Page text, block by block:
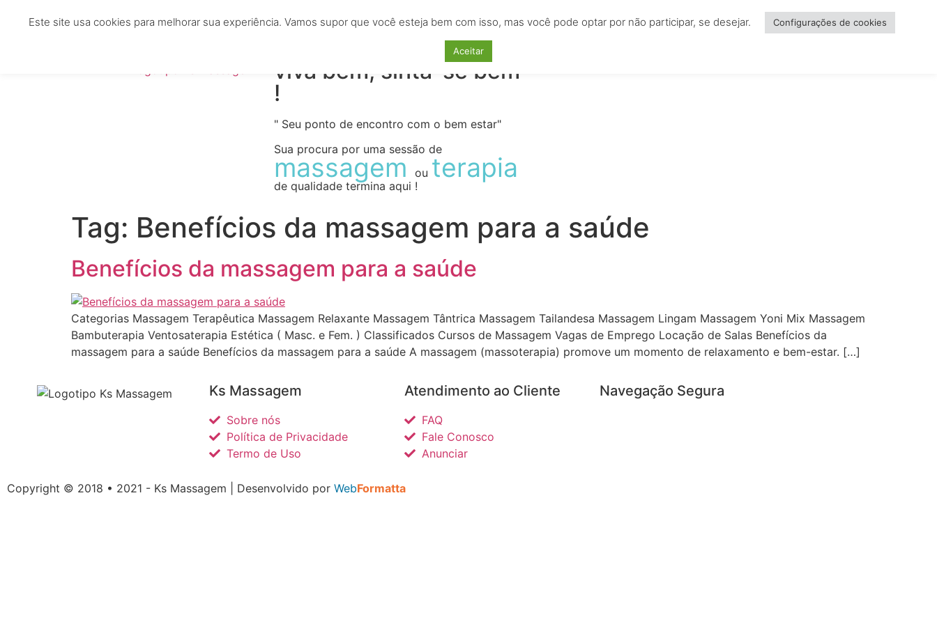
HOME TERAPEUTAS CLÍNICAS ESTÉTICAS EMPREGOS CURSOS LOCAÇÕES ANUNCIAR
viva bem, sinta-se bem
!
" Seu ponto de encontro com o bem estar"
Sua procura por uma sessão de
massagem ou terapia
de qualidade termina aqui !
Tag: Benefícios da massagem para a saúde
Benefícios da massagem para a saúde
Categorias Massagem Terapêutica Massagem Relaxante Massagem Tântrica Massagem Tailandesa Massagem Lingam Massagem Yoni Mix Massagem
Bambuterapia Ventosaterapia Estética ( Masc. e Fem. ) Classificados Cursos de Massagem Vagas de Emprego Locação de Salas Benefícios da
massagem para a saúde Benefícios da massagem para a saúde A massagem (massoterapia) promove um momento de relaxamento e bem-estar. […]
Ks Massagem
Sobre nós
Política de Privacidade
Termo de Uso
Atendimento ao Cliente
FAQ
Fale Conosco
Anunciar
Navegação Segura
Copyright © 2018 • 2021 - Ks Massagem | Desenvolvido por WebFormatta
Este site usa cookies para melhorar sua experiência. Vamos supor que você esteja bem com isso, mas você pode optar por não participar, se desejar. Configurações de cookies
Aceitar